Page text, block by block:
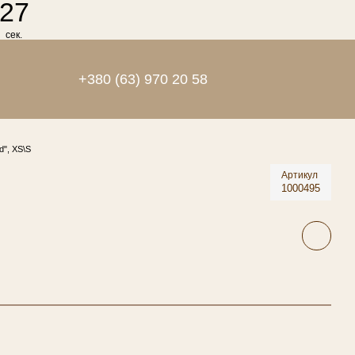
27
сек.
+380 (63) 970 20 58
XS\S
Артикул
1000495